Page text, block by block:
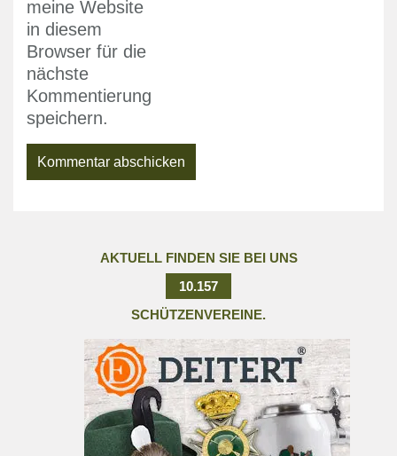
meine Website
in diesem
Browser für die
nächste
Kommentierung
speichern.
AKTUELL FINDEN SIE BEI UNS
10.157
SCHÜTZENVEREINE.